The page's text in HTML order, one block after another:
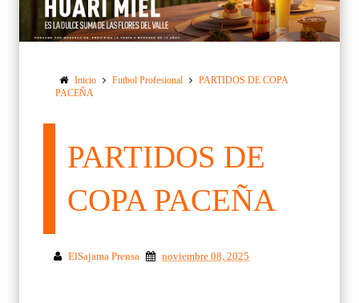
Inicio Futbol Profesional
PARTIDOS DE COPA
PACEÑA
PARTIDOS DE
COPA PACEÑA
ElSajama Prensa noviembre 08, 2025